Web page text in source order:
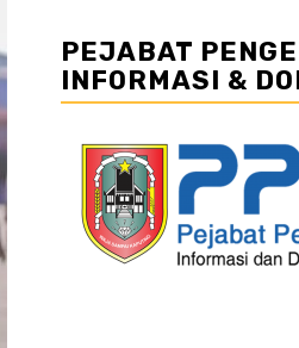
PEJABAT
INFORMASI &